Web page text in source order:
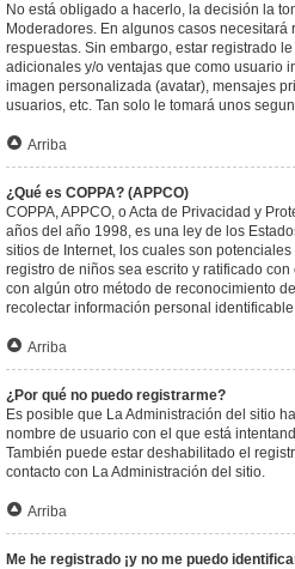
No está obligado a hacerlo, la decisión la
Moderadores. En algunos casos
respuestas. Sin embargo, estar registrado
adicionales y/o ventajas que como usuario
imagen personalizada (avatar), mensajes
usuarios, etc. Tan solo le tomará unos
Arriba
¿Qué es COPPA? (APPCO)
COPPA, APPCO, o Acta de Privacidad y
años del año 1998, es una ley de los
sitios de Internet, los cuales son
registro de niños sea escrito y ratificado
con algún otro método de reconocimiento
recolectar información personal
Arriba
¿Por qué no puedo registrarme?
Es posible que La Administración del sitio
nombre de usuario con el que está
También puede estar deshabilitado el
contacto con La Administración del sitio.
Arriba
Me he registrado ¡y no me puedo